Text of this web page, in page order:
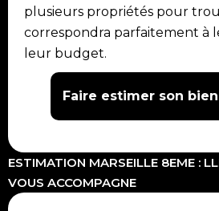
plusieurs propriétés pour
correspondra parfaitement à
leur budget.
Faire estimer son
ESTIMATION MARSEILLE 8EME :
VOUS ACCOMPAGNE